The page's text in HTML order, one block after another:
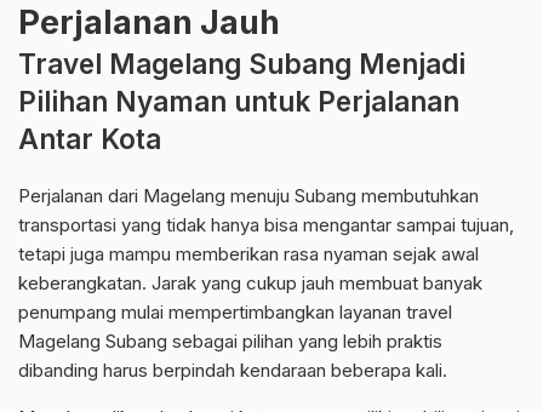
Perjalanan Jauh
Travel Magelang Subang Menjadi
Pilihan Nyaman untuk Perjalanan
Antar Kota
Perjalanan dari Magelang menuju Subang membutuhkan
transportasi yang tidak hanya bisa mengantar sampai tujuan,
tetapi juga mampu memberikan rasa nyaman sejak awal
keberangkatan. Jarak yang cukup jauh membuat banyak
penumpang mulai mempertimbangkan layanan travel
Magelang Subang sebagai pilihan yang lebih praktis
dibanding harus berpindah kendaraan beberapa kali.